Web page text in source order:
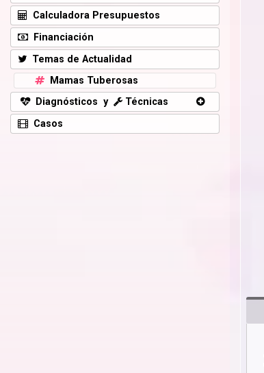
Calculadora Presupuestos
Financiación
Temas de Actualidad
Mamas Tuberosas
Diagnósticos y
Técnicas
Casos